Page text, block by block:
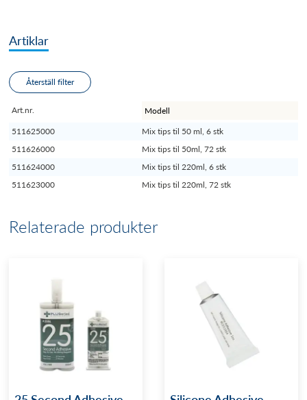
Artiklar
Återställ filter
Art.nr.
511625000
Mix tips til 50 ml, 6 stk
511626000
Mix tips til 50ml, 72 stk
511624000
Mix tips til 220ml, 6 stk
511623000
Mix tips til 220ml, 72 stk
Relaterade produkter